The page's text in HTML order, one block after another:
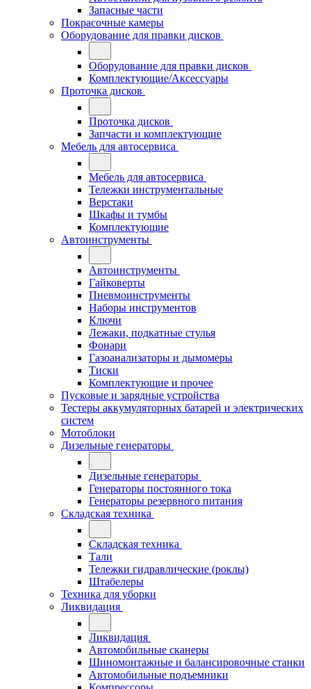
Запасные части
Покрасочные камеры
Оборудование для правки дисков
Оборудование для правки дисков
Комплектующие/Аксессуары
Проточка дисков
Проточка дисков
Запчасти и комплектующие
Мебель для автосервиса
Мебель для автосервиса
Тележки инструментальные
Верстаки
Шкафы и тумбы
Комплектующие
Автоинструменты
Автоинструменты
Гайковерты
Пневмоинструменты
Наборы инструментов
Ключи
Лежаки, подкатные стулья
Фонари
Газоанализаторы и дымомеры
Тиски
Комплектующие и прочее
Пусковые и зарядные устройства
Тестеры аккумуляторных батарей и электрических
систем
Мотоблоки
Дизельные генераторы
Дизельные генераторы
Генераторы постоянного тока
Генераторы резервного питания
Складская техника
Складская техника
Тали
Тележки гидравлические (роклы)
Штабелеры
Техника для уборки
Ликвидация
Ликвидация
Автомобильные сканеры
Шиномонтажные и балансировочные станки
Автомобильные подъемники